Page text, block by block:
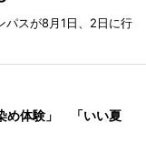
パスが8月1日、2日に行
め体験」 「いい夏